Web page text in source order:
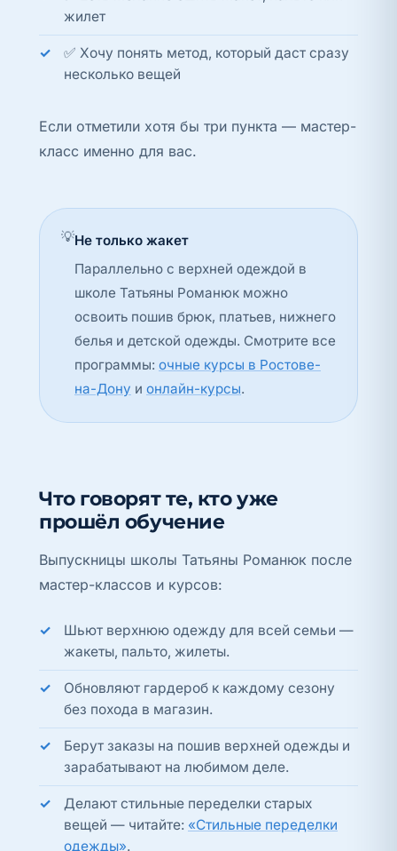
жилет
✅ Хочу понять метод, который даст сразу
несколько вещей
Если отметили хотя бы три пункта — мастер-
класс именно для вас.
💡Не только жакет
Параллельно с верхней одеждой в
школе Татьяны Романюк можно
освоить пошив брюк, платьев, нижнего
белья и детской одежды. Смотрите все
программы: очные курсы в Ростове-
на-Дону и онлайн-курсы.
Что говорят те, кто уже
прошёл обучение
Выпускницы школы Татьяны Романюк после
мастер-классов и курсов:
Шьют верхнюю одежду для всей семьи —
жакеты, пальто, жилеты.
Обновляют гардероб к каждому сезону
без похода в магазин.
Берут заказы на пошив верхней одежды и
зарабатывают на любимом деле.
Делают стильные переделки старых
вещей — читайте: «Стильные переделки
одежды».